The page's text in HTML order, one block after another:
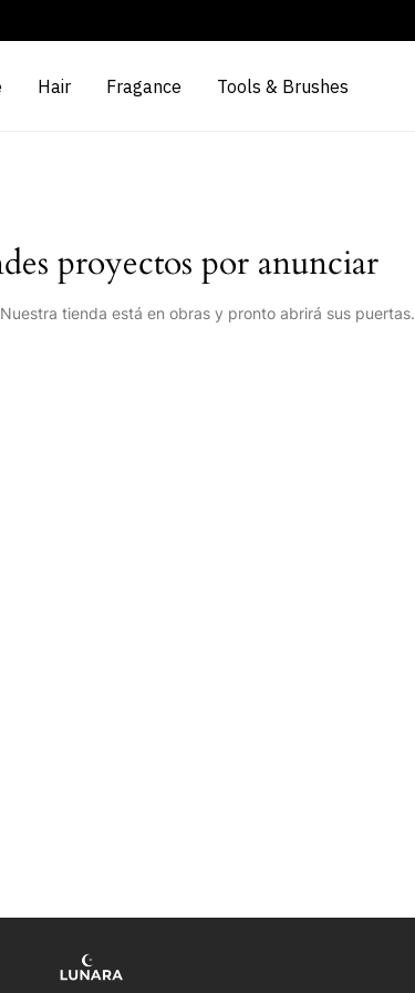
Hair Fragance Tools & Brushes
proyectos por anunciar
tienda está en obras y pronto abrirá sus puertas.